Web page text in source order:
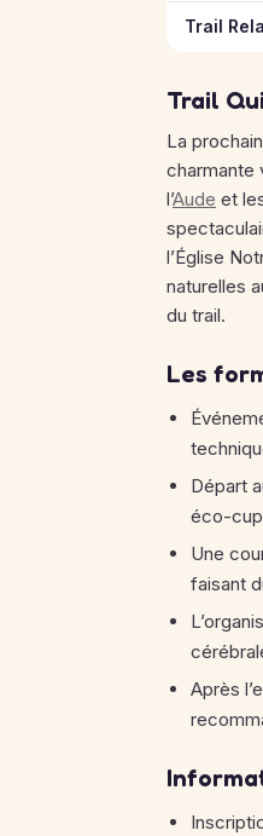
Trail
Trail
La
charmante
l’Aude et
l’Église
naturelles
du trail.
Les
Départ
éco-
Une
faisant
Après